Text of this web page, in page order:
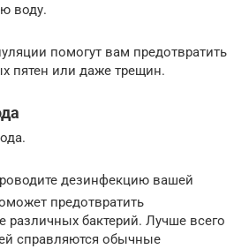
воду.
помогут вам предотвратить
пятен или даже трещин.
дезинфекцию вашей
предотвратить
различных бактерий. Лучше всего
справляются обычные